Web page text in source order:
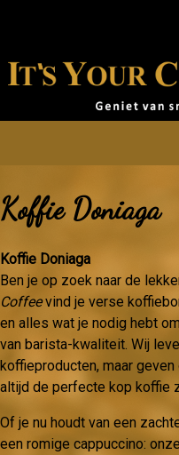
Koffie Doniaga
Koffie Doniaga
Ben je op zoek naar de
Coffeevind je verse
en alles wat je nodig hebt
van barista-kwaliteit. Wij
koffieproducten, maar
altijd de perfecte kop koffie
Of je nu houdt van een
een romige cappuccino: